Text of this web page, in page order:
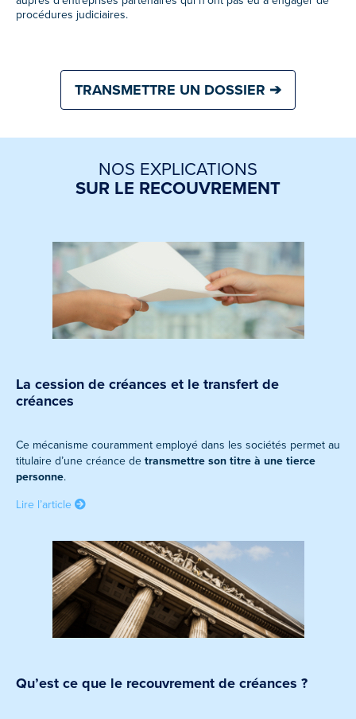
procédures judiciaires.
TRANSMETTRE UN DOSSIER ➔
NOS EXPLICATIONS
SUR LE RECOUVREMENT
La cession de créances et le transfert de
créances
Ce mécanisme couramment employé dans les sociétés permet au
titulaire d’une créance de transmettre son titre à une tierce
personne.
Lire l’article
Qu’est ce que le recouvrement de créances ?